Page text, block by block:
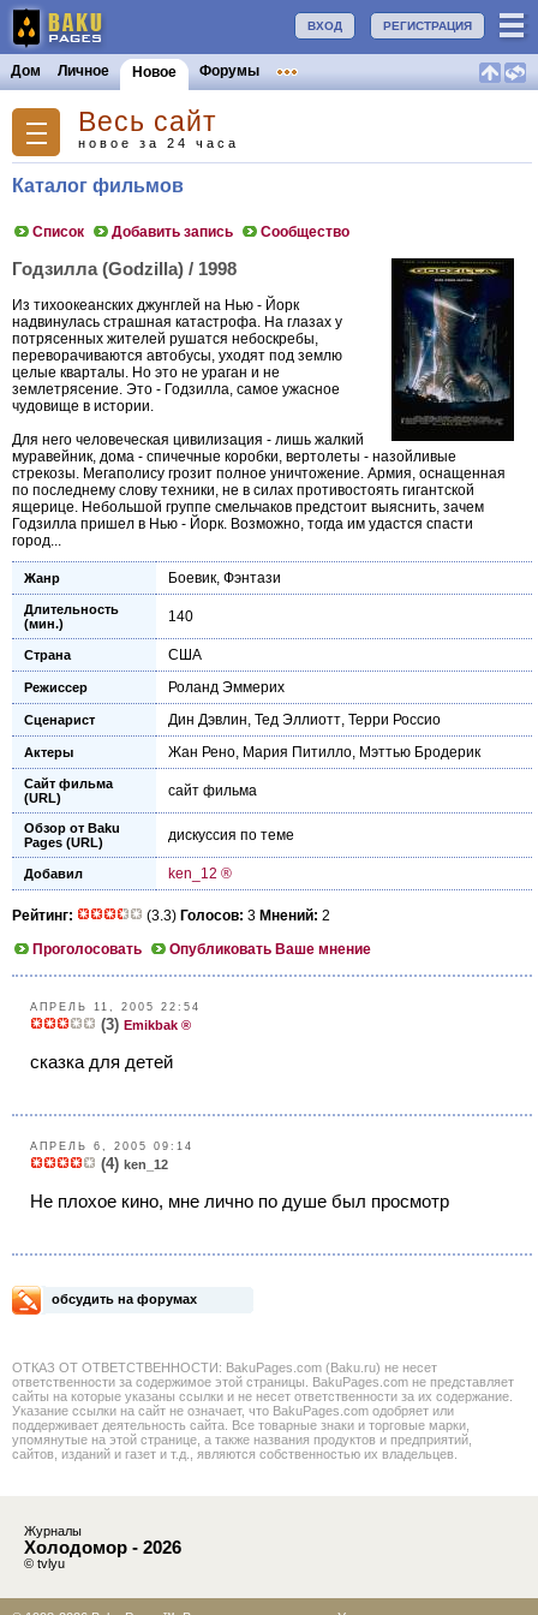
РЕГИСТРАЦИЯ
ВХОД
Дом Личное Новое Форумы
Весь сайт
новое за 24 часа
Каталог фильмов
Список Добавить запись Сообщество
Годзилла (Godzilla) / 1998
Из тихоокеанских джунглей на Нью - Йорк
надвинулась страшная катастрофа. На глазах у
потрясенных жителей рушатся небоскребы,
переворачиваются автобусы, уходят под землю
целые кварталы. Но это не ураган и не
землетрясение. Это - Годзилла, самое ужасное
чудовище в истории.
Для него человеческая цивилизация - лишь жалкий
муравейник, дома - спичечные коробки, вертолеты - назойливые
стрекозы. Мегаполису грозит полное уничтожение. Армия, оснащенная
по последнему слову техники, не в силах противостоять гигантской
ящерице. Небольшой группе смельчаков предстоит выяснить, зачем
Годзилла пришел в Нью - Йорк. Возможно, тогда им удастся спасти
город...
Жанр Боевик, Фэнтази
Длительность
(мин.)
140
Страна США
Режиссер Роланд Эммерих
Сценарист Дин Дэвлин, Тед Эллиотт, Терри Россио
Актеры Жан Рено, Мария Питилло, Мэттью Бродерик
Сайт фильма
(URL)
сайт фильма
Обзор от Baku
Pages (URL)
дискуссия по теме
Добавил ken_12 ®
Рейтинг: (3.3) Голосов: 3 Мнений: 2
Проголосовать
Опубликовать Ваше мнение
АПРЕЛЬ 11, 2005 22:54
(3) Emikbak ®
сказка для детей
АПРЕЛЬ 6, 2005 09:14
(4) ken_12
Не плохое кино, мне лично по душе был просмотр
обсудить на форумах
ОТКАЗ ОТ ОТВЕТСТВЕННОСТИ: BakuPages.com (Baku.ru) не несет
ответственности за содержимое этой страницы. BakuPages.com не представляет
сайты на которые указаны ссылки и не несет ответственности за их содержание.
Указание ссылки на сайт не означает, что BakuPages.com одобряет или
поддерживает деятельность сайта. Все товарные знаки и торговые марки,
упомянутые на этой странице, а также названия продуктов и предприятий,
сайтов, изданий и газет и т.д., являются собственностью их владельцев.
Журналы
Холодомор - 2026
© tvlyu